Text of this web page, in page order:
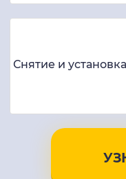
Снятие и